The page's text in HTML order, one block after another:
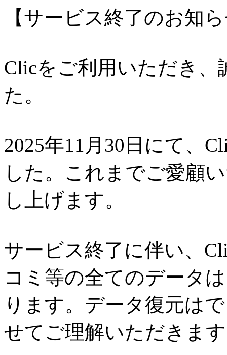
【サービス終了のお知
Clicをご利用いただき
た。
2025年11月30日にて、
した。これまでご愛顧
し上げます。
サービス終了に伴い、
コミ等の全てのデータ
ります。データ復元は
せてご理解いただきま